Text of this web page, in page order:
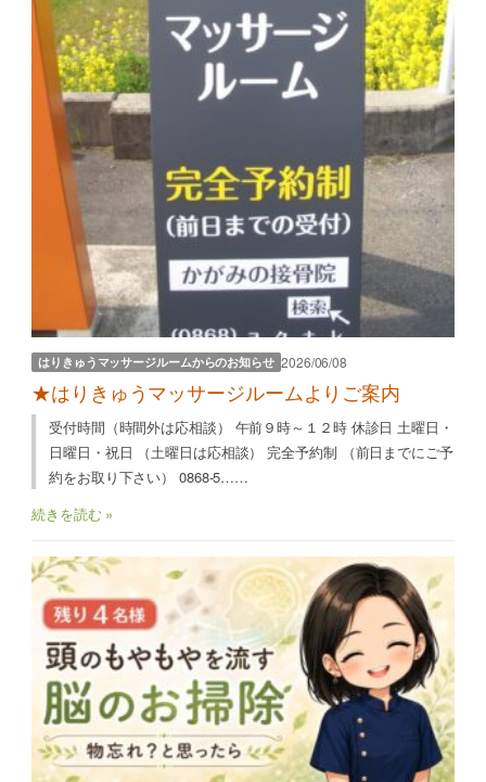
はりきゅうマッサージルームからのお知らせ 2026/06/08
★はりきゅうマッサージルームよりご案内
受付時間（時間外は応相談） 午前９時～１２時 休診日 土曜日・
日曜日・祝日 （土曜日は応相談） 完全予約制 （前日までにご予
約をお取り下さい） 0868-5……
続きを読む »